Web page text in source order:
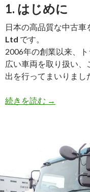
シ
ア
へ
輸
出
し
ま
た
1. はじめに
日本の高品質な中古車
Ltd です。
2006年の創業以来、
広い車両を取り扱い
出を行ってまいりまし
続きを読む
【買
菱
キ
ャ
→